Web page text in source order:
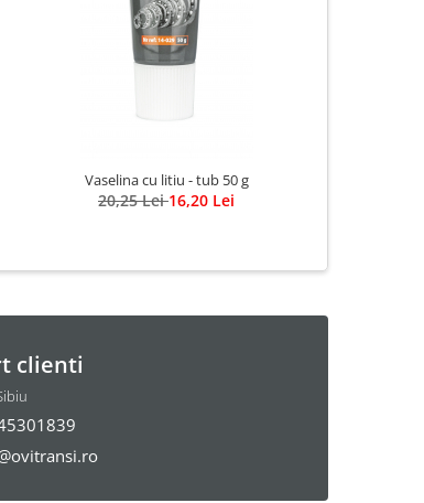
Vaselina cu litiu - tub 50 g
20,25 Lei16,20 Lei
clienti